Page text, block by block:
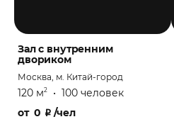
Зал с внутренним
двориком
Москва, м. Китай-город
120 м2 • 100 человек
от0 ₽ /чел